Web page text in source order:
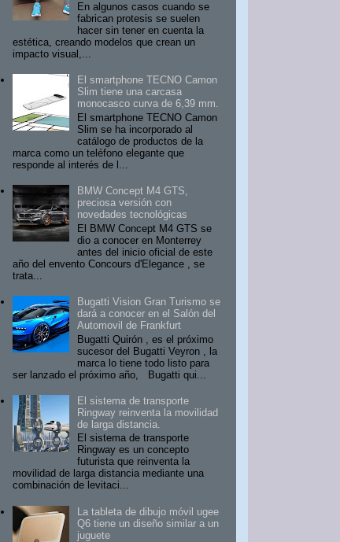
En algunos casos cuando se
fabrican protesis se suelen
hacer sin tener en cuenta la
estética, creando modelos que crean un
impacto visual,...
El smartphone TECNO Camon
Slim tiene una carcasa
monocasco curva de 6,39 mm.
El smartphone TECNO Camon
Slim se ha incorporado al
catálogo de productos de la
marca como un teléfono elegante que
responde al interés de l...
BMW Concept M4 GTS,
preciosa versión con
novedades tecnológicas
El BMW Concept M4 GTS se
dio a conocer en Monterrey
antes del inicio oficial de este
año del envento Concours d'Elegance , se
trata...
Bugatti Vision Gran Turismo se
dará a conocer en el Salón del
Automovil de Frankfurt
Bugatti Quirón , es el próximo
sucesor del Bugatti Veyron , la
marca lo tiene todo listo para
ser lanzado el próximo año, Bugatti qui...
El sistema de transporte
Ringway reinventa la movilidad
de larga distancia.
El sistema de transporte
Ringway es un concepto
futurista que reinventa la
movilidad de larga distancia mediante una
combinación de levitaci...
La tableta de dibujo móvil ugee
Q6 tiene un diseño similar a un
juguete